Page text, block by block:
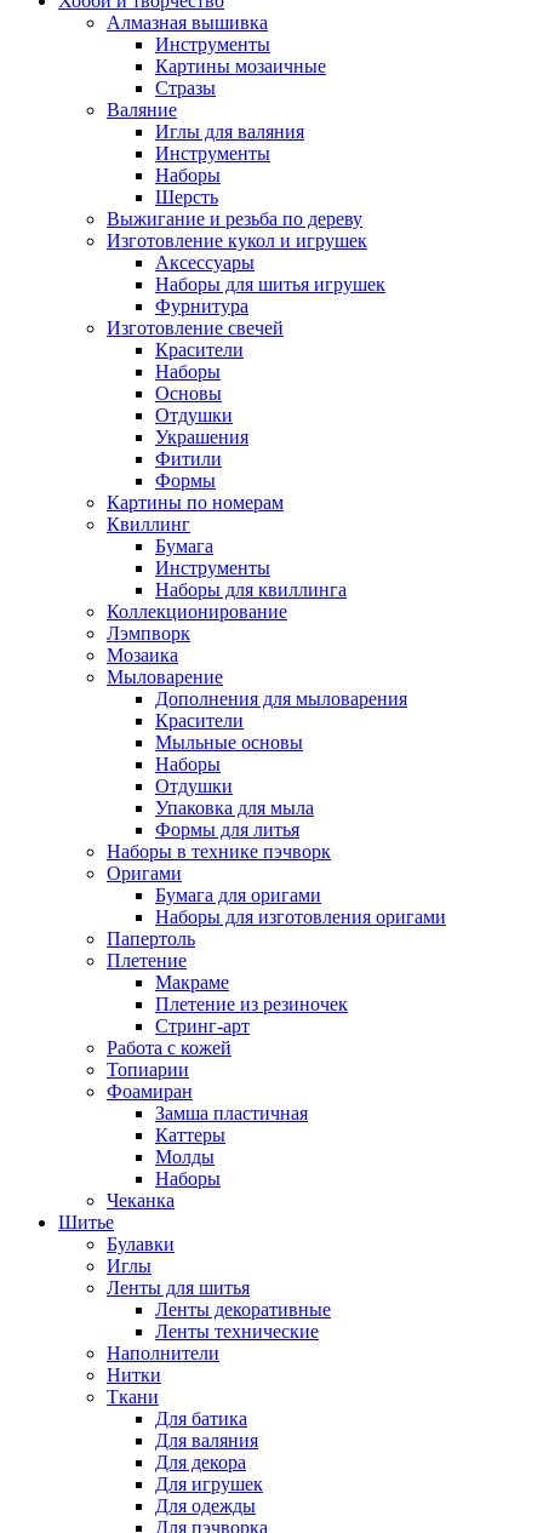
Алмазная вышивка
Инструменты
Картины мозаичные
Стразы
Валяние
Иглы для валяния
Инструменты
Наборы
Шерсть
Выжигание и резьба по дереву
Изготовление кукол и игрушек
Аксессуары
Наборы для шитья игрушек
Фурнитура
Изготовление свечей
Красители
Наборы
Основы
Отдушки
Украшения
Фитили
Формы
Картины по номерам
Квиллинг
Бумага
Инструменты
Наборы для квиллинга
Коллекционирование
Лэмпворк
Мозаика
Мыловарение
Дополнения для мыловарения
Красители
Мыльные основы
Наборы
Отдушки
Упаковка для мыла
Формы для литья
Наборы в технике пэчворк
Оригами
Бумага для оригами
Наборы для изготовления оригами
Папертоль
Плетение
Макраме
Плетение из резиночек
Стринг-арт
Работа с кожей
Топиарии
Фоамиран
Замша пластичная
Каттеры
Молды
Наборы
Чеканка
Шитье
Булавки
Иглы
Ленты для шитья
Ленты декоративные
Ленты технические
Наполнители
Нитки
Ткани
Для батика
Для валяния
Для декора
Для игрушек
Для одежды
Для пэчворка